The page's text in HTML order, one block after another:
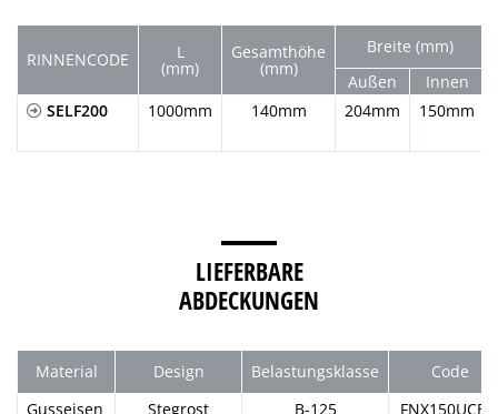
RINNENCODE L
(mm)
Gesamthöhe
(mm)
Breite (mm)
Außen
Innen
SELF200
1000mm 140mm 204mm 150mm
LIEFERBARE
ABDECKUNGEN
Material Design Belastungsklasse
Code
Gusseisen
Stegrost B-125